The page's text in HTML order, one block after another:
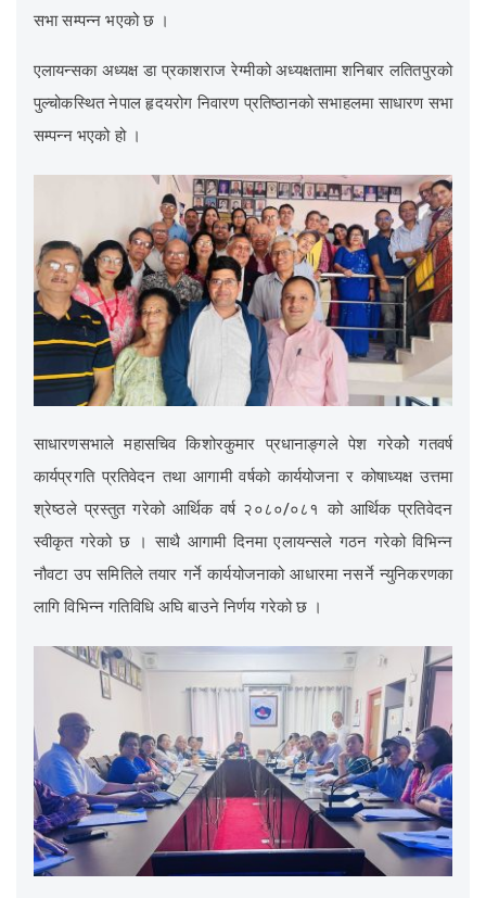
सभा सम्पन्न भएको छ ।
एलायन्सका अध्यक्ष डा प्रकाशराज रेग्मीको अध्यक्षतामा शनिबार लतितपुरको
पुल्चोकस्थित नेपाल हृदयरोग निवारण प्रतिष्ठानको सभाहलमा साधारण सभा
सम्पन्न भएको हो ।
साधारणसभाले महासचिव किशोरकुमार प्रधानाङ्गले पेश गरेकोे गतवर्ष
कार्यप्रगति प्रतिवेदन तथा आगामी वर्षको कार्ययोजना र कोषाध्यक्ष उत्तमा
श्रेष्ठले प्रस्तुत गरेको आर्थिक वर्ष २०८०/०८१ को आर्थिक प्रतिवेदन
स्वीकृत गरेको छ । साथै आगामी दिनमा एलायन्सले गठन गरेको विभिन्न
नौवटा उप समितिले तयार गर्ने कार्ययोजनाको आधारमा नसर्ने न्युनिकरणका
लागि विभिन्न गतिविधि अघि बाउने निर्णय गरेको छ ।